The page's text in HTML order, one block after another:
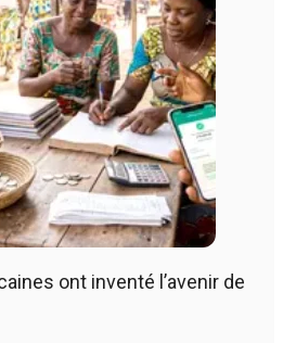
ont inventé l’avenir de